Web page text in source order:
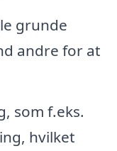
grunde
andre for at
som f.eks.
hvilket